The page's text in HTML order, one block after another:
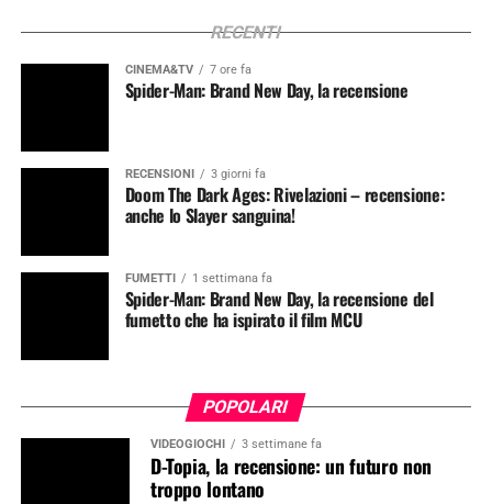
RECENTI
CINEMA&TV 7 ore fa
Spider-Man: Brand New Day, la recensione
RECENSIONI 3 giorni fa
Doom The Dark Ages: Rivelazioni – recensione:
anche lo Slayer sanguina!
FUMETTI 1 settimana fa
Spider-Man: Brand New Day, la recensione del
fumetto che ha ispirato il film MCU
POPOLARI
VIDEOGIOCHI 3 settimane fa
D-Topia, la recensione: un futuro non
troppo lontano